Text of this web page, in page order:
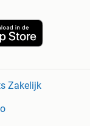
Zakelijk